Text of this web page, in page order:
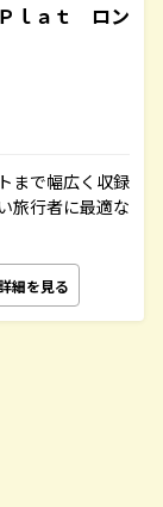
ｌａｔ ロン
まで幅広く収録
旅行者に最適な
細を見る